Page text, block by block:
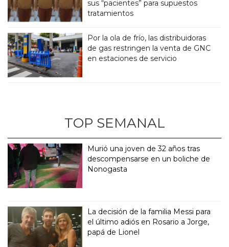
sus “pacientes” para supuestos
tratamientos
Por la ola de frío, las distribuidoras
de gas restringen la venta de GNC
en estaciones de servicio
TOP SEMANAL
Murió una joven de 32 años tras
descompensarse en un boliche de
Nonogasta
La decisión de la familia Messi para
el último adiós en Rosario a Jorge,
papá de Lionel